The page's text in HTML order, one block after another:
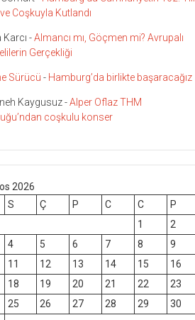
Coşkuyla Kutlandı
-Almancı mı, Göçmen mi? Avrupalı
Gerçekliği
Sürücü - Hamburg’da birlikte başaracağız
Kaygusuz-Alper Oflaz THM
coşkulu konser
2026
S Ç P C C
P
1
2
4 5 6 7 8
9
11 12 13 14 15
16
18 19 20 21 22
23
25 26 27 28 29
30